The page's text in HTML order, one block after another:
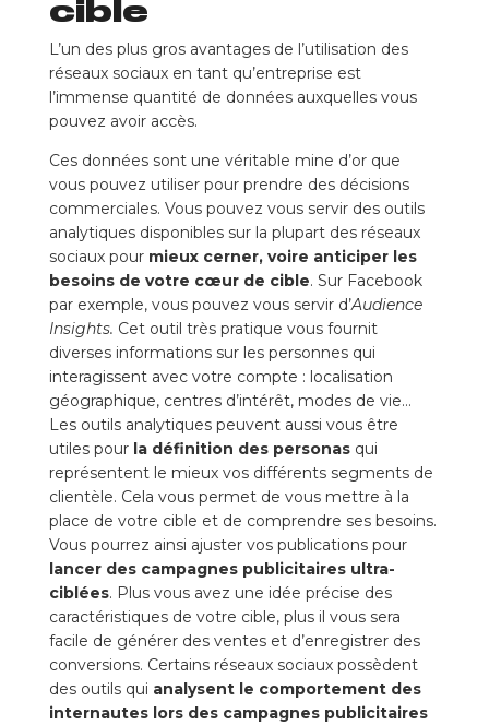
cible
L’un des plus gros avantages de l’utilisation des
réseaux sociaux en tant qu’entreprise est
l’immense quantité de données auxquelles vous
pouvez avoir accès.
Ces données sont une véritable mine d’or que
vous pouvez utiliser pour prendre des décisions
commerciales. Vous pouvez vous servir des outils
analytiques disponibles sur la plupart des réseaux
sociaux pour mieux cerner, voire anticiper les
besoins de votre cœur de cible. Sur Facebook
par exemple, vous pouvez vous servir d’Audience
Insights. Cet outil très pratique vous fournit
diverses informations sur les personnes qui
interagissent avec votre compte : localisation
géographique, centres d’intérêt, modes de vie…
Les outils analytiques peuvent aussi vous être
utiles pour la définition des personasqui
représentent le mieux vos différents segments de
clientèle. Cela vous permet de vous mettre à la
place de votre cible et de comprendre ses besoins.
Vous pourrez ainsi ajuster vos publications pour
lancer des campagnes publicitaires ultra-
ciblées. Plus vous avez une idée précise des
caractéristiques de votre cible, plus il vous sera
facile de générer des ventes et d’enregistrer des
conversions. Certains réseaux sociaux possèdent
des outils qui analysent le comportement des
internautes lors des campagnes publicitaires